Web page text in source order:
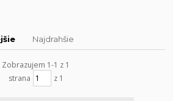
Najdrahšie
Zobrazujem 1-1 z 1
strana
z 1